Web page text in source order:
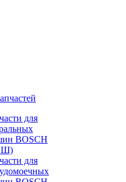
для
BOSCH
для